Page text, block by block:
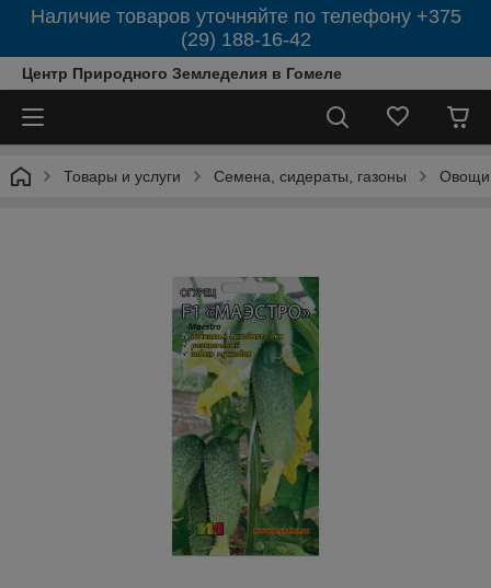
Наличие товаров уточняйте по телефону +375
(29) 188-16-42
Центр Природного Земледелия в Гомеле
Товары и услуги Семена, сидераты, газоны Овощи